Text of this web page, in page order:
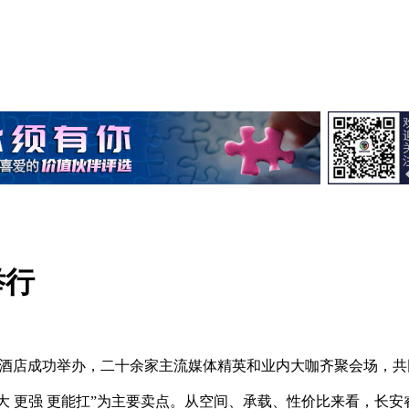
店成功举办，二十余家主流媒体精英和业内大咖齐聚会场，
更强 更能扛”为主要卖点。从空间、承载、性价比来看，长